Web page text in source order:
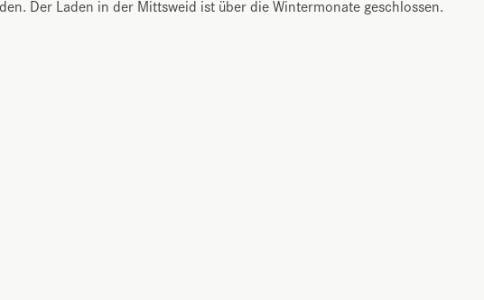
Der Laden in der Mittsweid ist über die Wintermonate geschlossen.